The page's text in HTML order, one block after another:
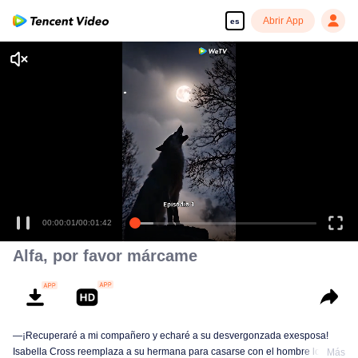
es Abrir App
00:00:01/00:01:42
Alfa, por favor márcame
—¡Recuperaré a mi compañero y echaré a su desvergonzada exesposa!
Isabella Cross reemplaza a su hermana para casarse con el hombre loboMás